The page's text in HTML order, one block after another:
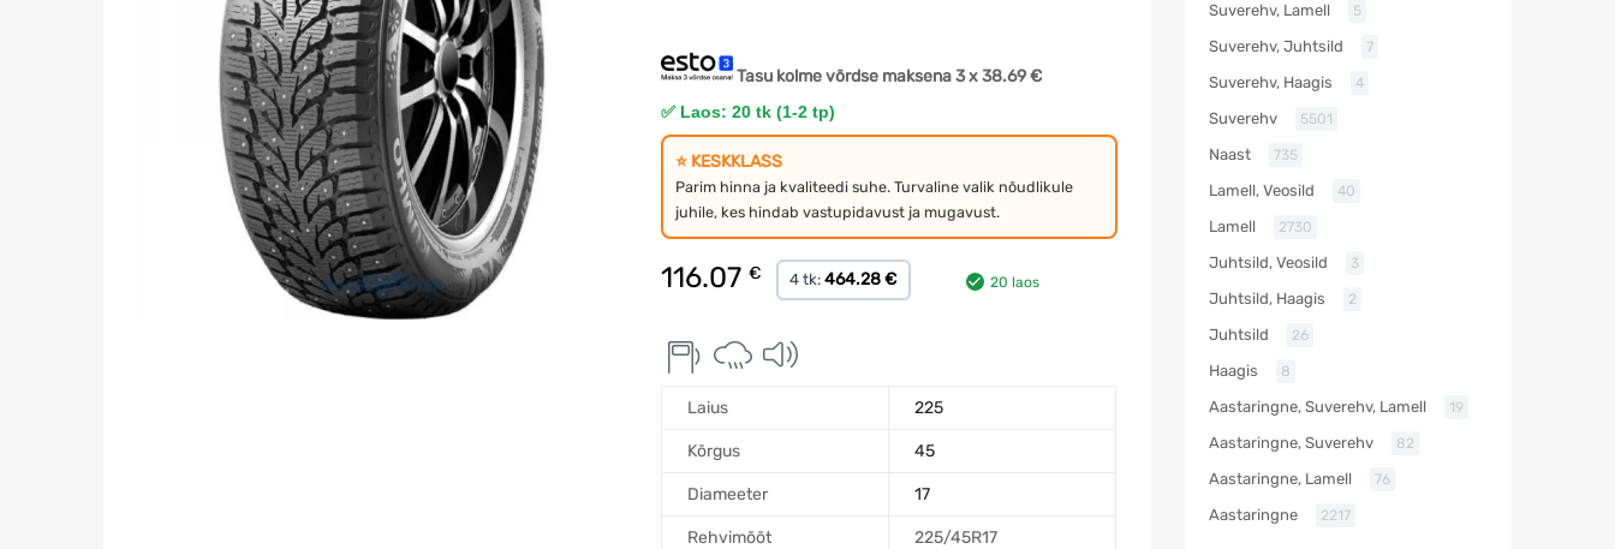
Tasu kolme võrdse maksena 3 x38.69€
✅ Laos: 20 tk (1-2 tp)
⭐ KESKKLASS
Parim hinna ja kvaliteedi suhe. Turvaline valik nõudlikule
juhile, kes hindab vastupidavust ja mugavust.
116.07 € 4 tk:464.28 € 20 laos
Laius 225
Kõrgus 45
Diameeter 17
Rehvimõõt 225/45R17
Suverehv, Lamell 5
Suverehv, Juhtsild 7
Suverehv, Haagis 4
Suverehv 5501
Naast 735
Lamell, Veosild 40
Lamell 2730
Juhtsild, Veosild 3
Juhtsild, Haagis 2
Juhtsild 26
Haagis 8
Aastaringne, Suverehv, Lamell 19
Aastaringne, Suverehv 82
Aastaringne, Lamell 76
Aastaringne 2217